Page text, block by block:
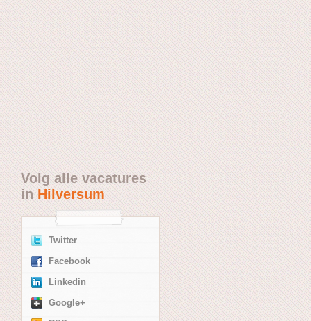
Volg alle vacatures
in Hilversum
Twitter
Facebook
Linkedin
Google+